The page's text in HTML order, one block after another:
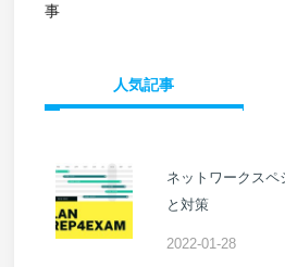
事
人気記事
ネットワークス
と対策
2022-01-28